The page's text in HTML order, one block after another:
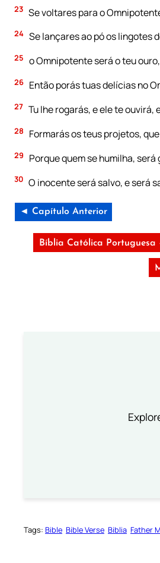
23 Se voltares para o
24 Se lançares ao pó os lingotes
25 o Omnipotente será o teu
26 Então porás tuas delícias no
27 Tu lhe rogarás, e ele te ouvirá,
28 Formarás os teus projetos,
29 Porque quem se humilha,
30 O inocente será salvo, e será
◄ Capítulo Anterior
Bíblia Católica Portuguesa
Tags: Bible Bible Verse Biblia Father